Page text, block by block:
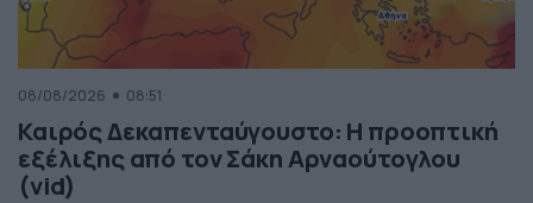
08/08/2026 08:51
Καιρός Δεκαπενταύγουστο: Η προοπτική
εξέλιξης από τον Σάκη Αρναούτογλου
(vid)